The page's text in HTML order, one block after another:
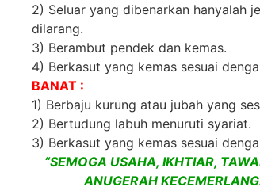
2) Seluar yang dibenarkan hanyalah
dilarang.
3) Berambut pendek dan kemas.
4) Berkasut yang kemas sesuai
BANAT :
1) Berbaju kurung atau jubah yang
2) Bertudung labuh menuruti syariat.
3) Berkasut yang kemas sesuai
“SEMOGA USAHA, IKHTIAR,
ANUGERAH